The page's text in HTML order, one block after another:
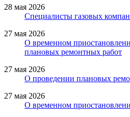
28 мая 2026
Специалисты газовых
27 мая 2026
О временном
плановых ремонтных работ
27 мая 2026
О проведении плановых
27 мая 2026
О временном